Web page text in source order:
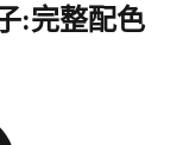
:完整配色